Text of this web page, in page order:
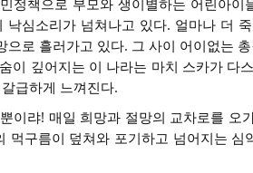
정책으로 부모와 생이별하는 어린아이
심소리가 넘쳐나고 있다. 얼마나 더
로 흘러가고 있다. 그 사이 어이없는
이 깊어지는 이 나라는 마치 스카가 다
급하게 느껴진다.
이랴! 매일 희망과 절망의 교차로를 오
먹구름이 덮쳐와 포기하고 넘어지는